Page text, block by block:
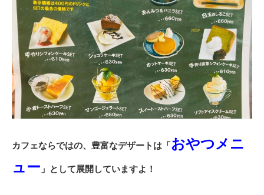
カフェならではの、豊富なデザートは「おやつメニ
ュー 」として展開していますよ！